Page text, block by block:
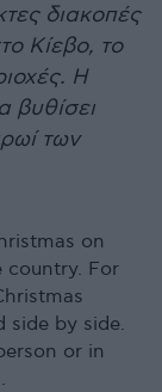
διακοπές
Κίεβο, το
Η
βυθίσει
των
on
country. For
side by side.
or in